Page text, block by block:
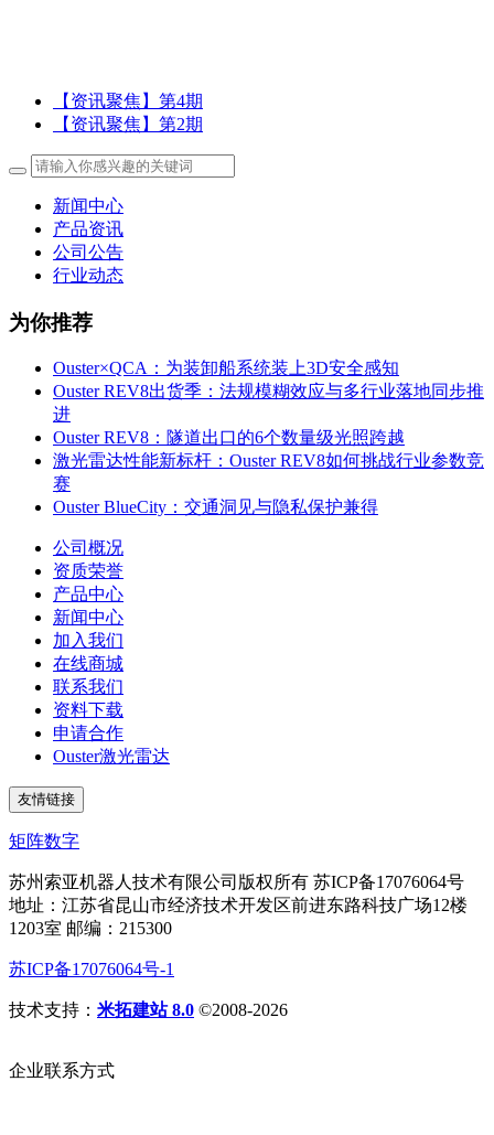
【资讯聚焦】第4期
【资讯聚焦】第2期
新闻中心
产品资讯
公司公告
行业动态
为你推荐
Ouster×QCA：为装卸船系统装上3D安全感知
Ouster REV8出货季：法规模糊效应与多行业落地同步推
进
Ouster REV8：隧道出口的6个数量级光照跨越
激光雷达性能新标杆：Ouster REV8如何挑战行业参数竞
赛
Ouster BlueCity：交通洞见与隐私保护兼得
公司概况
资质荣誉
产品中心
新闻中心
加入我们
在线商城
联系我们
资料下载
申请合作
Ouster激光雷达
友情链接
矩阵数字
苏州索亚机器人技术有限公司版权所有 苏ICP备17076064号
地址：江苏省昆山市经济技术开发区前进东路科技广场12楼
1203室 邮编：215300
苏ICP备17076064号-1
技术支持： 米拓建站 8.0 ©2008-2026
企业联系方式